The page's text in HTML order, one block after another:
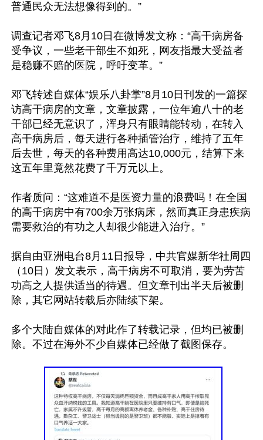
普通民众无法想像得到的。”
调查记者邓飞8月10日在微博发文称：“高干病房备
受争议，一些老干部生不如死，网友指最大受益者
是稳赚不赔的医院，呼吁变革。”
邓飞转述自媒体“娱乐八卦掌”8月10日刊发的一篇探
访高干病房的文章，文章披露，一位年逾八十的老
干部已经无意识了，浑身只有眼睛能转动，在转入
高干病房后，每天进行各种插管治疗，维持了五年
后去世，每天的各种费用高达10,000元，结算下来
这五年里竟然花费了千万元以上。
作者质问：“这难道不是医资力量的浪费吗！在全国
的高干病房中有700余万张病床，然而真正身患疾病
需要救治的有功之人却很少能进入治疗。”
据自由亚洲电台8月11日报导，中共官媒新华社周四
（10日）发文表示，高干病房不可取消，要为劳苦
功高之人提供适当的待遇。但文章刊出半天后被删
除，其它网站转载后亦陆续下架。
多个大陆自媒体的对此作了转载记录，但均已被删
除。不过在海外不少自媒体已经做了截图保存。